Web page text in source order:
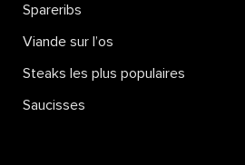
Spareribs
Viande sur l’os
Steaks les plus populaires
Saucisses